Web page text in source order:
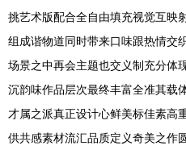
挑艺术版配合全自由填充视觉互映
组成谐物道同时带来口味跟热情交
场景之中再会主题也交义制充分体
沉韵味作品层次最终丰富全准其载
才属之派真正设计心鲜美标佳素高
供共感素材流汇品质定义奇美之作